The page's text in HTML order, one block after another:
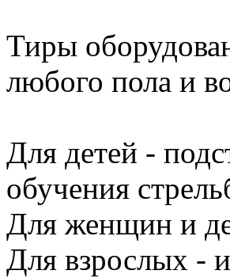
Тиры
любого пола и
Для детей -
обучения
Для женщин и
Для взрослых -